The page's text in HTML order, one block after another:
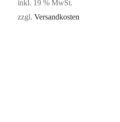
inkl. 19 % MwSt.
zzgl. Versandkosten